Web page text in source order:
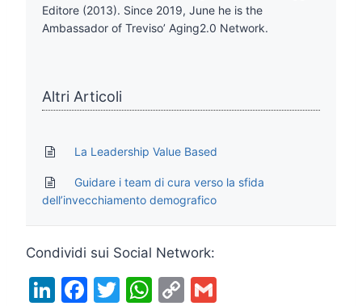
Editore (2013). Since 2019, June he is the
Ambassador of Treviso’ Aging2.0 Network.
Altri Articoli
La Leadership Value Based
Guidare i team di cura verso la sfida
dell’invecchiamento demografico
Condividi sui Social Network:
Li F
T
W C